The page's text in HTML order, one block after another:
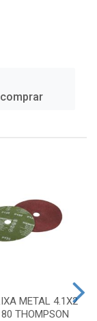
METAL 4.1X2
THOMPSON